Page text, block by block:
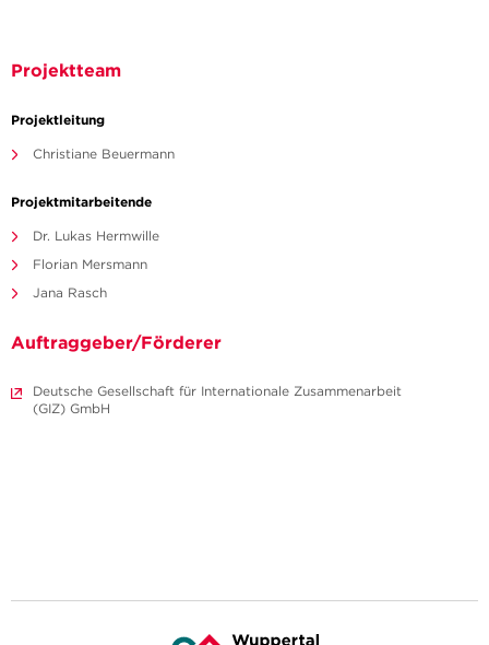
Projektteam
Projektleitung
Christiane Beuermann
Projektmitarbeitende
Dr. Lukas Hermwille
Florian Mersmann
Jana Rasch
Auftraggeber/Förderer
Deutsche Gesellschaft für Internationale Zusammenarbeit
(GIZ) GmbH